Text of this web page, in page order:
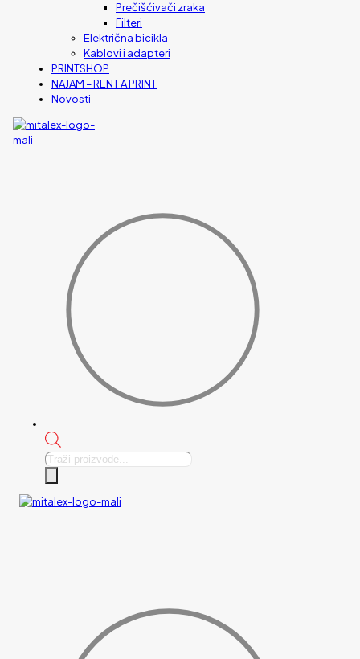
Prečišćivači zraka
Filteri
Električna bicikla
Kablovi i adapteri
PRINTSHOP
NAJAM – RENT A PRINT
Novosti
Products